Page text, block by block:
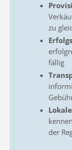
zu
fällig
der